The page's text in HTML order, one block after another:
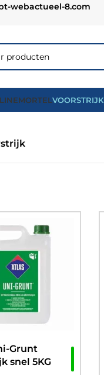
webactueel-8.com
MORTELVOORSTRIJK
Grunt
snel 5KG